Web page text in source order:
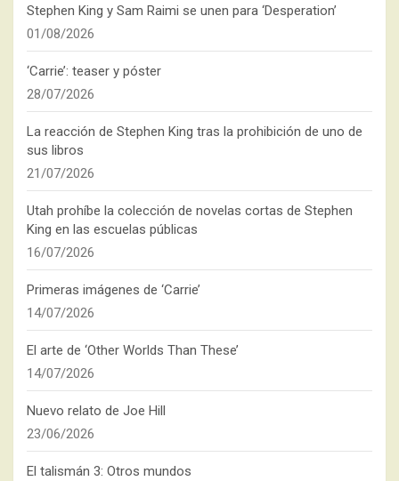
Stephen King y Sam Raimi se unen para ‘Desperation’
01/08/2026
‘Carrie’: teaser y póster
28/07/2026
La reacción de Stephen King tras la prohibición de uno de
sus libros
21/07/2026
Utah prohíbe la colección de novelas cortas de Stephen
King en las escuelas públicas
16/07/2026
Primeras imágenes de ‘Carrie’
14/07/2026
El arte de ‘Other Worlds Than These’
14/07/2026
Nuevo relato de Joe Hill
23/06/2026
El talismán 3: Otros mundos